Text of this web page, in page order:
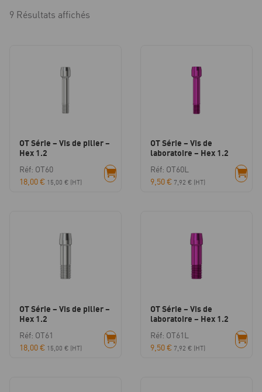
9 Résultats affichés
OT Série – Vis de pilier –
Hex 1.2
Réf: OT60
18,00€ 15,00 € (HT)
OT Série – Vis de
laboratoire – Hex 1.2
Réf: OT60L
9,50€ 7,92 € (HT)
OT Série – Vis de pilier –
Hex 1.2
Réf: OT61
18,00€ 15,00 € (HT)
OT Série – Vis de
laboratoire – Hex 1.2
Réf: OT61L
9,50€ 7,92 € (HT)